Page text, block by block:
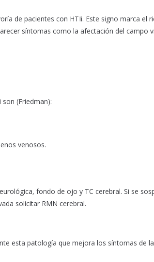
de pacientes con HTIi. Este signo marca el
síntomas como la afectación del campo
(Friedman):
venosos.
fondo de ojo y TC cerebral. Si se
solicitar RMN cerebral.
esta patología que mejora los síntomas de